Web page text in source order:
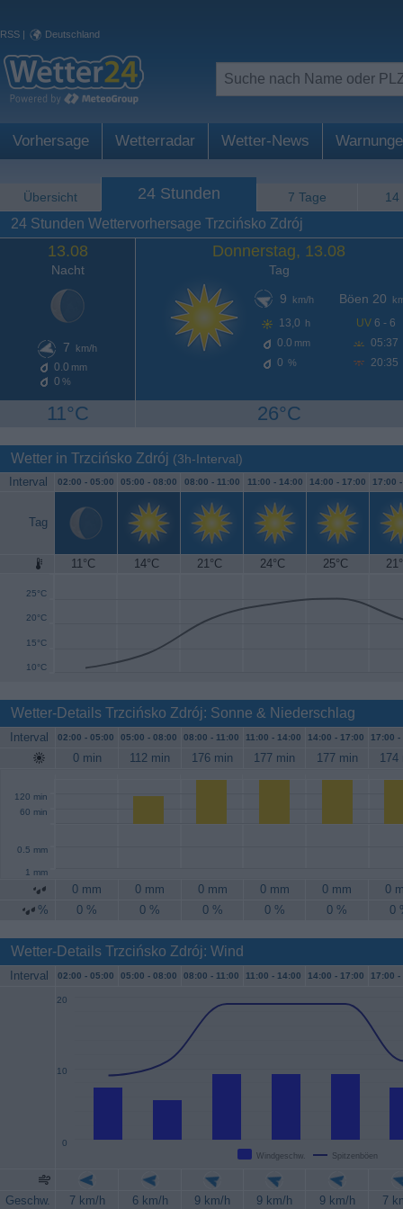
RSS | Deutschland
Vorhersage Wetterradar Wetter-News
Übersicht 24 Stunden 7 Tage 14
24 Stunden Wettervorhersage Trzcińsko Zdrój
13.08
Nacht
7 km/h
0.0 mm
0 %
11°C
Donnerstag, 13.08
Tag
9
km/h
13,0 h
0.0 mm
0 %
Böen 20
UV 6 - 6
05:37
20:35
26°C
Wetter in Trzcińsko Zdrój (3h-Interval)
Interval 02:00 - 05:00 05:00 - 08:00 08:00 - 11:00 11:00 - 14:00 14:00 - 17:00 17:00
Tag
11°C 14°C 21°C 24°C 25°C
10°C
15°C
20°C
25°C
30°C
Wetter-Details Trzcińsko Zdrój: Sonne & Niederschlag
Interval 02:00 - 05:00 05:00 - 08:00 08:00 - 11:00 11:00 - 14:00 14:00 - 17:00 17:00 -
0 min 112 min 176 min 177 min 177 min 174
60 min
120 min
0.5 mm
1 mm
0 mm 0 mm 0 mm 0 mm 0 mm
0
%
0 % 0 % 0 % 0 % 0 % 0
Wetter-Details Trzcińsko Zdrój: Wind
Interval 02:00 - 05:00 05:00 - 08:00 08:00 - 11:00 11:00 - 14:00 14:00 - 17:00 17:00 -
Windgeschw. Spitzenböen
0
10
20
Geschw. 7 km/h 6 km/h 9 km/h 9 km/h 9 km/h
7